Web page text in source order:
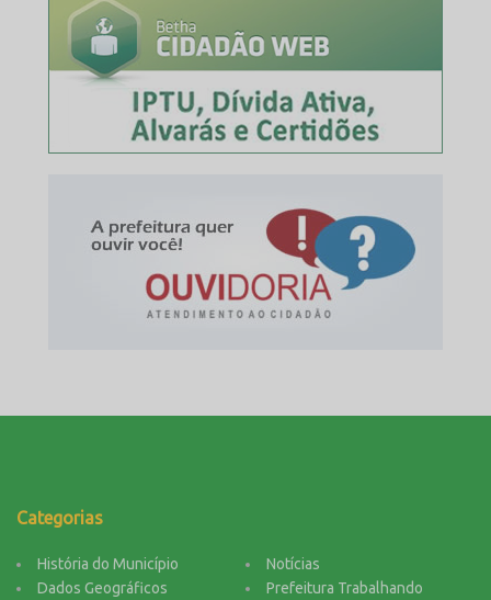
Categorias
História do Município
Dados Geográficos
Notícias
Prefeitura Trabalhando